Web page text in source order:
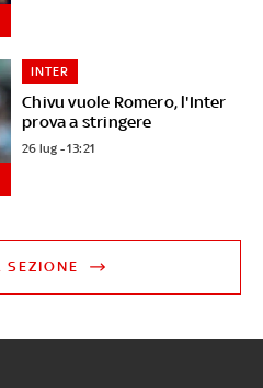
Chivu vuole Romero, l'Inter
prova a stringere
INTER
26 lug - 13:21
SEZIONE